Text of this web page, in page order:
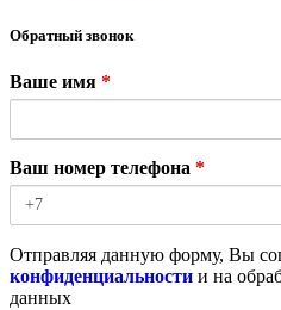
Обратный звонок
Ваше имя *
Ваш номер телефона *
Отправляя данную форму, Вы
конфиденциальности и на
данных